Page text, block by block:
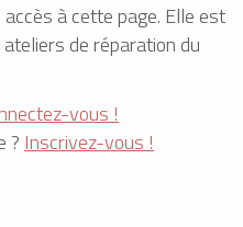
à cette page. Elle est
de réparation du
vous !
? Inscrivez-vous !